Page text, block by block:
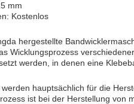
mm
Kostenlos
hergestellte
Wicklungsprozess
werden, in denen eine
werden hauptsächlich für die
ist bei der Herstellung von